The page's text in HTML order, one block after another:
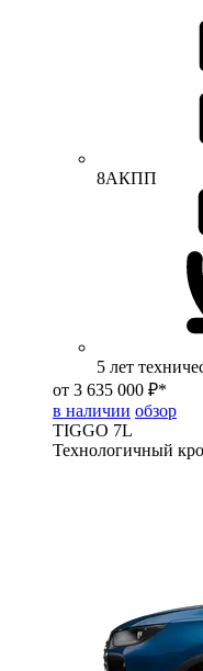
8АКПП
5 лет
от 3 635 000 ₽*
в наличии обзор
TIGGO 7L
Технологичный